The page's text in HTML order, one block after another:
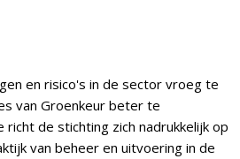
en risico's in de sector vroeg te
van Groenkeur beter te
de stichting zich nadrukkelijk op
van beheer en uitvoering in de